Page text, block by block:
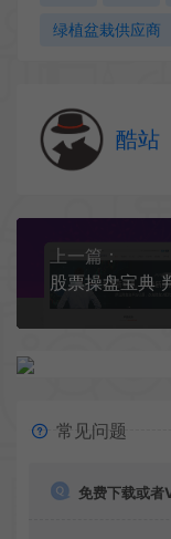
绿植盆栽供应商
酷站
上一篇：
常见问题
免费下载或者